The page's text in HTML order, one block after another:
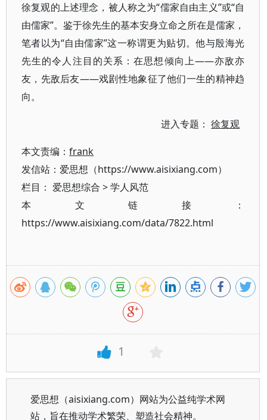
徐复观的上述理念，被人称之为“儒家自由主义”或“自
由儒家”。鉴于徐先生的基本安身立命之所在是儒家，
笔者以为“自由儒家”这一称谓更为贴切。他与殷海光
先生的令人注目的关系：在思想倾向上——亦敌亦
友，先敌后友——戏剧性地象征了他们一生的精神趋
向。
进入专题：徐复观
本文责编： frank
发信站：爱思想（https://www.aisixiang.com）
栏目： 爱思想综合 >学人风范
本文链接：
https://www.aisixiang.com/data/7822.html
1
爱思想（aisixiang.com）网站为公益纯学术网
站，旨在推动学术繁荣、塑造社会精神。